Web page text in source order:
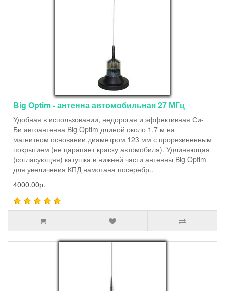
Big Optim - антенна автомобильная 27 МГц
Удобная в использовании, недорогая и эффективная Си-
Би автоантенна Big Optim длиной около 1,7 м на
магнитном основании диаметром 123 мм с прорезиненным
покрытием (не царапает краску автомобиля). Удлиняющая
(согласующяя) катушка в нижней части антенны Big Optim
для увеличения КПД намотана посеребр..
4000.00р.